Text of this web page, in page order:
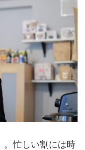
。忙しい割には時